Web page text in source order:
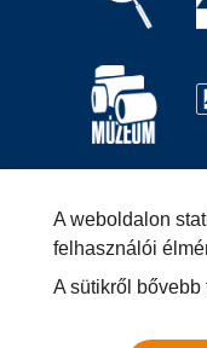
Elek utca 7-13.
MKNZRT
Közérdekű adatok
A weboldalon
felhasználói
A sütikről bővebb